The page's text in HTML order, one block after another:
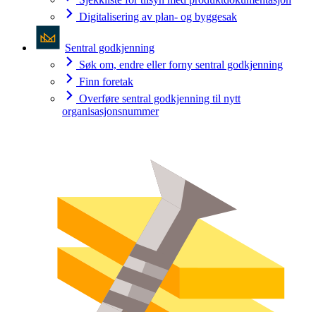
Digitalisering av plan- og byggesak
Sentral godkjenning
Søk om, endre eller forny sentral godkjenning
Finn foretak
Overføre sentral godkjenning til nytt
organisasjonsnummer